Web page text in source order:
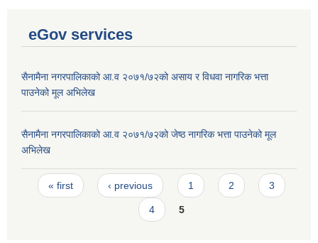
eGov services
सैनामैना नगरपालिकाको आ.व २०७१/७२को असाय र विधवा नागरिक भत्ता
पाउनेको मूल अभिलेख
सैनामैना नगरपालिकाको आ.व २०७१/७२को जेष्ठ नागरिक भत्ता पाउनेको मूल
अभिलेख
Pages
« first ‹ previous 1 2 3
4 5